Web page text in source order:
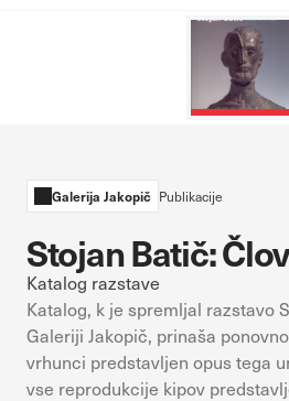
Galerija Jakopič Publikacije
Stojan Batič:
Katalog razstave
Katalog, k je spremljal razstavo
Galeriji Jakopič, prinaša
vrhunci predstavljen opus tega
vse reprodukcije kipov
sistemih ni mogoče izklopiti. Običajno
odziv na vaša dejanja, ki vodijo do
nastavitev zasebnosti, prijava ali
imate nastavitev, da brskalnik blokira
na njih. V tem primeru nekateri deli
Piškotki za učinkovitost delovanja
in izboljšamo učinkovitost delovanja
njimi prepoznamo, katera mesta so
in opazujemo, kako se obiskovalci
Podatki, ki jih piškotki zbirajo, so
uporabo teh piškotkov zavrnete, ne
obiskali naše spletno mesto.